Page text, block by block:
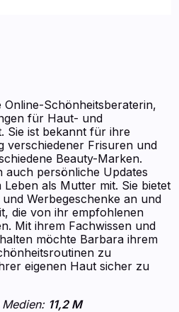
Online-Schönheitsberaterin,
für Haut- und
Sie ist bekannt für ihre
verschiedener Frisuren und
Beauty-Marken.
auch persönliche Updates
als Mutter mit. Sie bietet
Werbegeschenke an und
die von ihr empfohlenen
Mit ihrem Fachwissen und
möchte Barbara ihrem
zu
eigenen Haut sicher zu
11,2 M